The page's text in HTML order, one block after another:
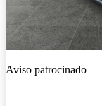
Aviso patrocinado